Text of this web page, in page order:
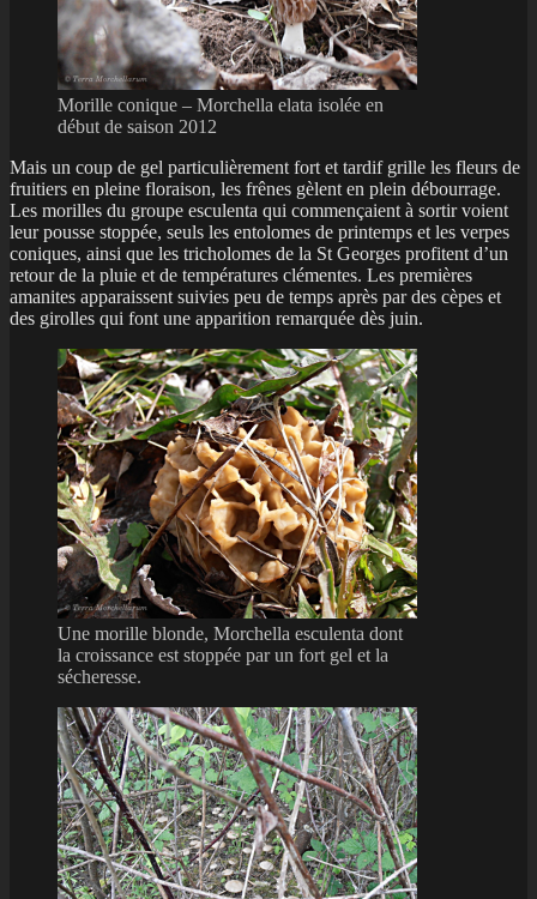
Morille conique – Morchella elata isolée en
début de saison 2012
Mais un coup de gel particulièrement fort et tardif grille les fleurs de
fruitiers en pleine floraison, les frênes gèlent en plein débourrage.
Les morilles du groupe esculenta qui commençaient à sortir voient
leur pousse stoppée, seuls les entolomes de printemps et les verpes
coniques, ainsi que les tricholomes de la St Georges profitent d’un
retour de la pluie et de températures clémentes. Les premières
amanites apparaissent suivies peu de temps après par des cèpes et
des girolles qui font une apparition remarquée dès juin.
Une morille blonde, Morchella esculenta dont
la croissance est stoppée par un fort gel et la
sécheresse.